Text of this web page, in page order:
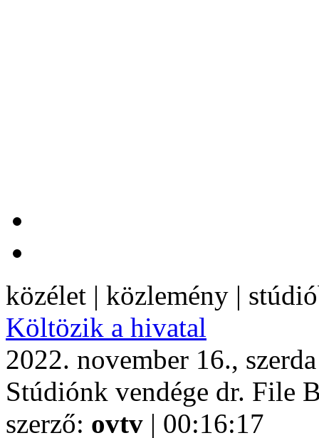
közélet | közlemény |
Költözik a hivatal
2022. november 16.,
Stúdiónk vendége dr. File
szerző: ovtv | 00:16:17